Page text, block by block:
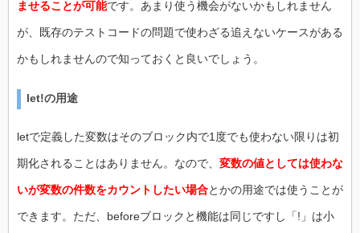
ませることが可能です。あまり使う機会がないかもしれません
が、既存のテストコードの問題で使わざる追えないケースがある
かもしれませんので知っておくと良いでしょう。
let!の用途
letで定義した変数はそのブロック内で1度でも使わない限りは初
期化されることはありません。なので、 変数の値としては使わな
いが変数の件数をカウントしたい場合とかの用途では使うことが
できます。ただ、beforeブロックと機能は同じですし「!」は小